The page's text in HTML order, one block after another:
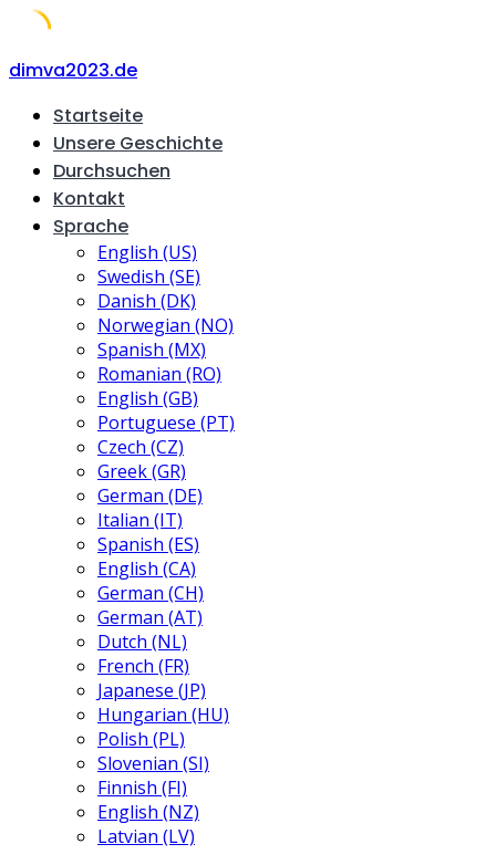
Skip
content
dimva2023.de
Startseite
Unsere Geschichte
Durchsuchen
Kontakt
Sprache
English (US)
Swedish (SE)
Danish (DK)
Norwegian (NO)
Spanish (MX)
Romanian (RO)
English (GB)
Portuguese (PT)
Czech (CZ)
Greek (GR)
German (DE)
Italian (IT)
Spanish (ES)
English (CA)
German (CH)
German (AT)
Dutch (NL)
French (FR)
Japanese (JP)
Hungarian (HU)
Polish (PL)
Slovenian (SI)
Finnish (FI)
English (NZ)
Latvian (LV)